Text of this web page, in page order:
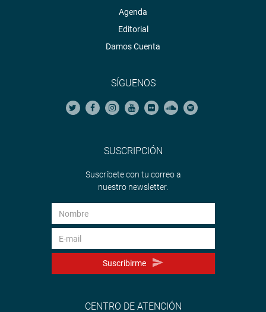
Agenda
Editorial
Damos Cuenta
SÍGUENOS
SUSCRIPCIÓN
Suscríbete con tu correo a
nuestro newsletter.
Suscribirme
CENTRO DE ATENCIÓN